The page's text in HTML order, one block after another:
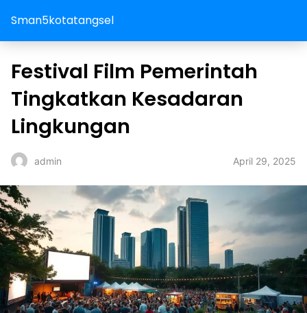
Sman5kotatangsel
Festival Film Pemerintah
Tingkatkan Kesadaran
Lingkungan
admin April 29, 2025